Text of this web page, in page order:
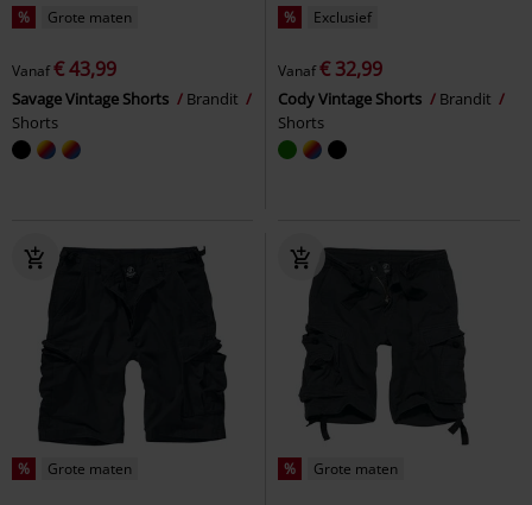
% Grote maten
Vanaf€ 43,99
Savage Vintage Shorts
Brandit
Shorts
% Exclusief
Vanaf€ 32,99
Cody Vintage Shorts
Brandit
Shorts
% Grote maten % Grote maten